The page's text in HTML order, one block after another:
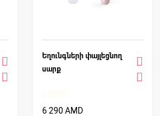
Եղունգների փայլեցնող
սարք
6 290 AMD